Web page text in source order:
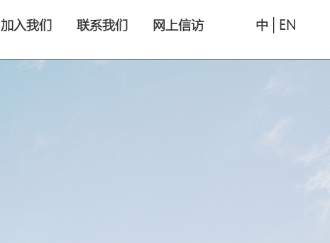
加入我们 联系我们 网上信访 中 EN